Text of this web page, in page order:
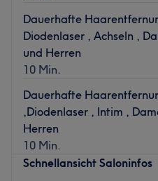
Straße/Friedensbrücke, U4,
Das Team:
Michaela ist Kosmetikerin
AND MORE 2019
sorgt sie dafür, dass ihre
und sich großartig fühlen.
dich und deine Haut von
verwöhnen.
Was uns an dem Salon
Dauerhafte
Diodenlaser , Achseln ,
und Herren
10 Min.
Dauerhafte
,Diodenlaser , Intim ,
Herren
10 Min.
Schnellansicht Saloninfos